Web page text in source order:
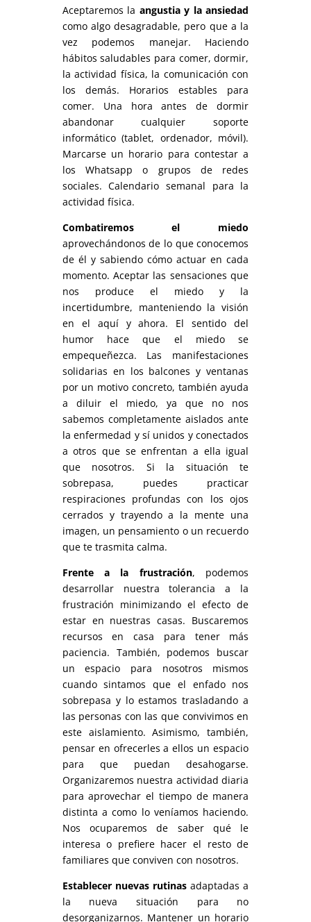
Aceptaremos la angustia y la ansiedad
como algo desagradable, pero que a la
vez podemos manejar. Haciendo
hábitos saludables para comer, dormir,
la actividad física, la comunicación con
los demás. Horarios estables para
comer. Una hora antes de dormir
abandonar cualquier soporte
informático (tablet, ordenador, móvil).
Marcarse un horario para contestar a
los Whatsapp o grupos de redes
sociales. Calendario semanal para la
actividad física.
Combatiremos el miedo
aprovechándonos de lo que conocemos
de él y sabiendo cómo actuar en cada
momento. Aceptar las sensaciones que
nos produce el miedo y la
incertidumbre, manteniendo la visión
en el aquí y ahora. El sentido del
humor hace que el miedo se
empequeñezca. Las manifestaciones
solidarias en los balcones y ventanas
por un motivo concreto, también ayuda
a diluir el miedo, ya que no nos
sabemos completamente aislados ante
la enfermedad y sí unidos y conectados
a otros que se enfrentan a ella igual
que nosotros. Si la situación te
sobrepasa, puedes practicar
respiraciones profundas con los ojos
cerrados y trayendo a la mente una
imagen, un pensamiento o un recuerdo
que te trasmita calma.
Frente a la frustración, podemos
desarrollar nuestra tolerancia a la
frustración minimizando el efecto de
estar en nuestras casas. Buscaremos
recursos en casa para tener más
paciencia. También, podemos buscar
un espacio para nosotros mismos
cuando sintamos que el enfado nos
sobrepasa y lo estamos trasladando a
las personas con las que convivimos en
este aislamiento. Asimismo, también,
pensar en ofrecerles a ellos un espacio
para que puedan desahogarse.
Organizaremos nuestra actividad diaria
para aprovechar el tiempo de manera
distinta a como lo veníamos haciendo.
Nos ocuparemos de saber qué le
interesa o prefiere hacer el resto de
familiares que conviven con nosotros.
Establecer nuevas rutinas adaptadas a
la nueva situación para no
desorganizarnos. Mantener un horario